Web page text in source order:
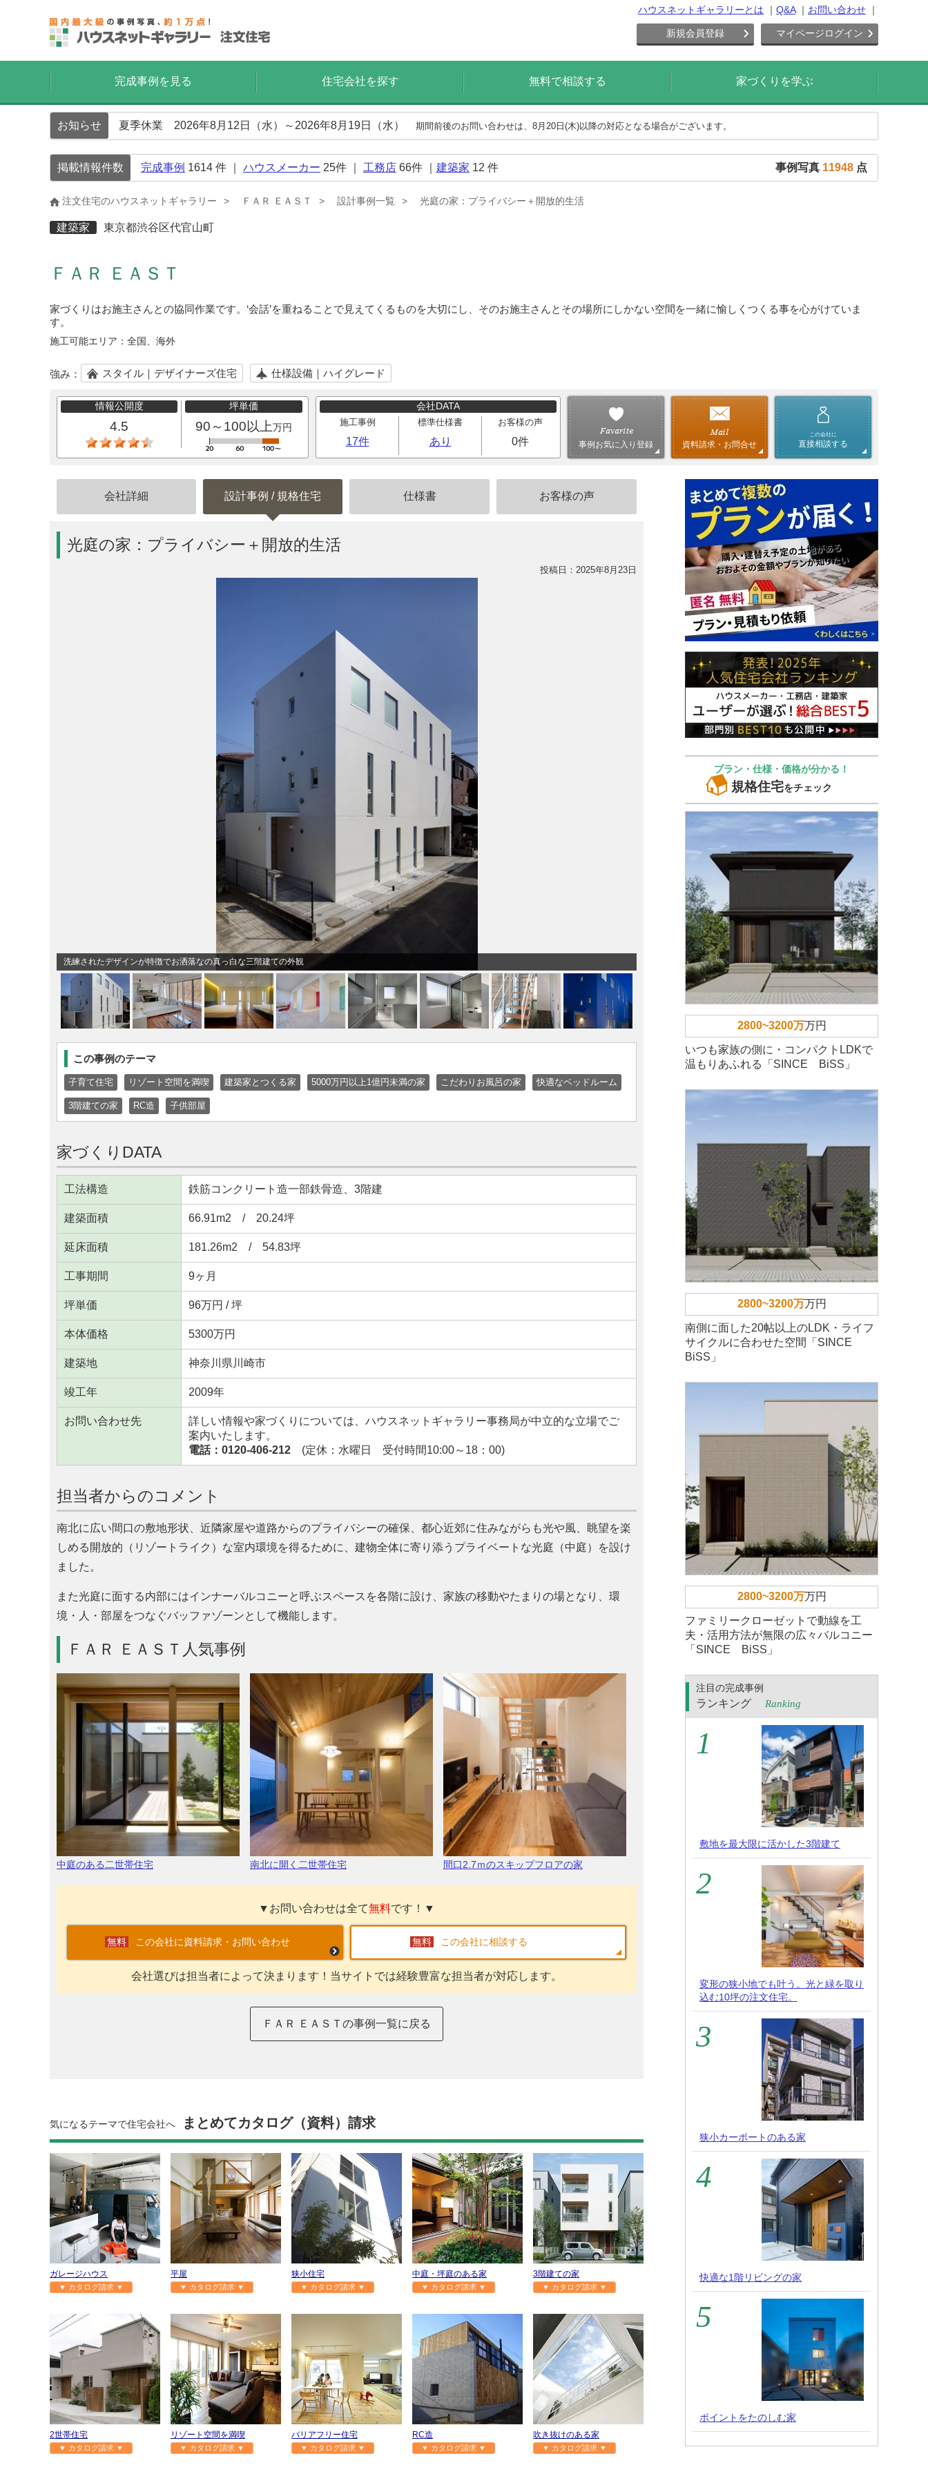
ハウスネットギャラリーとは Q&A お問い合わせ
新規会員登録 マイページログイン
完成事例を見る 住宅会社を探す 無料で相談する 家づくりを学ぶ
お知らせ 夏季休業 2026年8月12日（水）～2026年8月19日（水） 期間前後のお問い合わせは、8月20日(木)以降の対応となる場合がございます。
掲載情報件数 完成事例 1614 件 ｜ ハウスメーカー 25件 ｜ 工務店 66件 ｜ 建築家 12 件 事例写真 11948 点
注文住宅のハウスネットギャラリー ＦＡＲ ＥＡＳＴ 設計事例一覧 光庭の家：プライバシー＋開放的生活
建築家 東京都渋谷区代官山町
ＦＡＲ ＥＡＳＴ
家づくりはお施主さんとの協同作業です。‘会話’を重ねることで見えてくるものを大切にし、そのお施主さんとその場所にしかない空間を一緒に愉しくつくる事を心がけていま
す。
施工可能エリア： 全国、海外
強み： スタイル｜デザイナーズ住宅 仕様設備｜ハイグレード
情報公開度
4.5
坪単価
90～100以上万円
会社DATA
施工事例
17件
標準仕様書
あり
お客様の声
0件 事例お気に入り登録 資料請求・お問合せ
この会社に
直接相談する
会社詳細 設計事例 / 規格住宅 仕様書 お客様の声
光庭の家：プライバシー＋開放的生活
投稿日：2025年8月23日
洗練されたデザインが特徴でお洒落なの真っ白な三階建ての外観
この事例のテーマ
子育て住宅 リゾート空間を満喫 建築家とつくる家 5000万円以上1億円未満の家 こだわりお風呂の家 快適なベッドルーム
3階建ての家 RC造 子供部屋
家づくりDATA
工法構造 鉄筋コンクリート造一部鉄骨造、3階建
建築面積 66.91m2 / 20.24坪
延床面積 181.26m2 / 54.83坪
工事期間 9ヶ月
坪単価 96万円 / 坪
本体価格 5300万円
建築地 神奈川県川崎市
竣工年 2009年
お問い合わせ先
詳しい情報や家づくりについては、ハウスネットギャラリー事務局が中立的な立場でご
案内いたします。
電話：0120-406-212 (定休：水曜日 受付時間10:00～18：00)
担当者からのコメント
南北に広い間口の敷地形状、近隣家屋や道路からのプライバシーの確保、都心近郊に住みながらも光や風、眺望を楽
しめる開放的（リゾートライク）な室内環境を得るために、建物全体に寄り添うプライベートな光庭（中庭）を設け
ました。
また光庭に面する内部にはインナーバルコニーと呼ぶスペースを各階に設け、家族の移動やたまりの場となり、環
境・人・部屋をつなぐバッファゾーンとして機能します。
ＦＡＲ ＥＡＳＴ人気事例
中庭のある二世帯住宅 南北に開く二世帯住宅 間口2.7ｍのスキップフロアの家
▼お問い合わせは全て無料です！▼
この会社に資料請求・お問い合わせ この会社に相談する
会社選びは担当者によって決まります！当サイトでは経験豊富な担当者が対応します。
ＦＡＲ ＥＡＳＴの事例一覧に戻る
気になるテーマで住宅会社へ まとめてカタログ（資料）請求
ガレージハウス
▼ カタログ請求 ▼
平屋
▼ カタログ請求 ▼
狭小住宅
▼ カタログ請求 ▼
中庭・坪庭のある家
▼ カタログ請求 ▼
3階建ての家
▼ カタログ請求 ▼
2世帯住宅
▼ カタログ請求 ▼
リゾート空間を満喫
▼ カタログ請求 ▼
バリアフリー住宅
▼ カタログ請求 ▼
RC造
▼ カタログ請求 ▼
吹き抜けのある家
▼ カタログ請求 ▼
プラン・仕様・価格が分かる！
規格住宅をチェック
2800~3200万万円
いつも家族の側に・コンパクトLDKで
温もりあふれる「SINCE BiSS」
2800~3200万万円
南側に面した20帖以上のLDK・ライフ
サイクルに合わせた空間「SINCE
BiSS」
2800~3200万万円
ファミリークローゼットで動線を工
夫・活用方法が無限の広々バルコニー
「SINCE BiSS」
注目の完成事例
ランキング Ranking
敷地を最大限に活かした3階建て
変形の狭小地でも叶う。光と緑を取り
込む10坪の注文住宅。
狭小カーポートのある家
快適な1階リビングの家
ポイントをたのしむ家